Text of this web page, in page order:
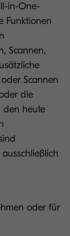
in-One-
Funktionen
Scannen,
Scannen
die
den heute
oder für